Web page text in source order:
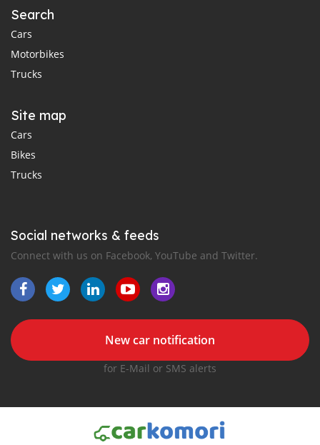
Search
Cars
Motorbikes
Trucks
Site map
Cars
Bikes
Trucks
Social networks & feeds
Connect with us on Facebook, YouTube and Twitter.
New car notification
for E-Mail or SMS alerts